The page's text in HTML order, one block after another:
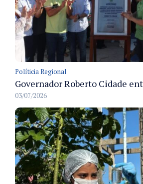
Políticia Regional
03/07/2026